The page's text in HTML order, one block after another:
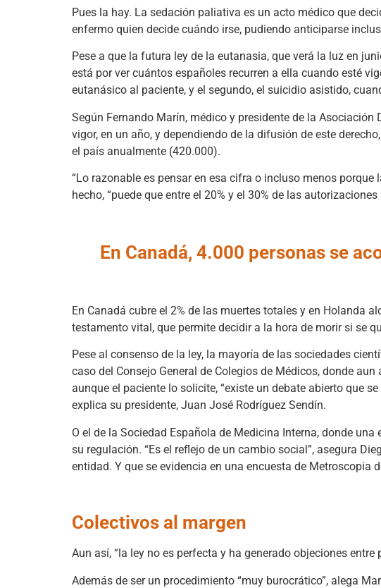
Pues la hay. La sedación paliativa es un acto médico que
enfermo quien decide cuándo irse, pudiendo anticiparse
Pese a que la futura ley de la eutanasia, que verá la luz en
está por ver cuántos españoles recurren a ella cuando esté
eutanásico al paciente, y el segundo, el suicidio asistido,
Según Fernando Marín, médico y presidente de la
vigor, en un año, y dependiendo de la difusión de este
el país anualmente (420.000).
“Lo razonable es pensar en esa cifra o incluso menos
hecho, “puede que entre el 20% y el 30% de las
En Canadá, 4.000 personas se
En Canadá cubre el 2% de las muertes totales y en Holanda
testamento vital, que permite decidir a la hora de morir si se
Pese al consenso de la ley, la mayoría de las sociedades
caso del Consejo General de Colegios de Médicos, donde
aunque el paciente lo solicite, “existe un debate abierto que
explica su presidente, Juan José Rodríguez Sendín.
O el de la Sociedad Española de Medicina Interna, donde
su regulación. “Es el reflejo de un cambio social”, asegura
entidad. Y que se evidencia en una encuesta de
Colectivos al margen
Aun así, “la ley no es perfecta y ha generado objeciones
Además de ser un procedimiento “muy burocrático”, alega